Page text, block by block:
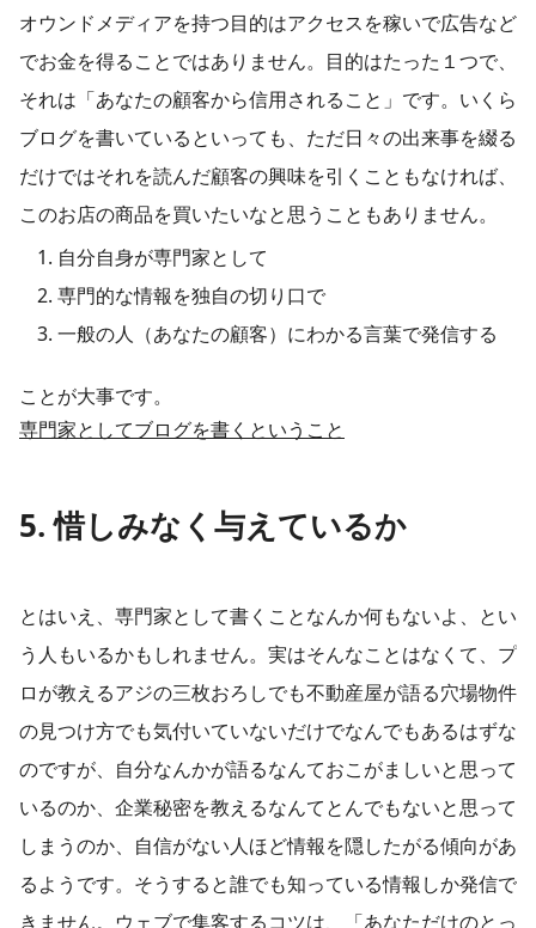
オウンドメディアを持つ目的はアクセスを稼いで広告など
でお金を得ることではありません。目的はたった１つで、
それは「あなたの顧客から信用されること」です。いくら
ブログを書いているといっても、ただ日々の出来事を綴る
だけではそれを読んだ顧客の興味を引くこともなければ、
このお店の商品を買いたいなと思うこともありません。
自分自身が専門家として
専門的な情報を独自の切り口で
一般の人（あなたの顧客）にわかる言葉で発信する
ことが大事です。​
専門家としてブログを書くということ
​5. 惜しみなく与えているか​
とはいえ、専門家として書くことなんか何もないよ、とい
う人もいるかもしれません。実はそんなことはなくて、プ
ロが教えるアジの三枚おろしでも不動産屋が語る穴場物件
の見つけ方でも気付いていないだけでなんでもあるはずな
のですが、自分なんかが語るなんておこがましいと思って
いるのか、企業秘密を教えるなんてとんでもないと思って
しまうのか、自信がない人ほど情報を隠したがる傾向があ
るようです。そうすると誰でも知っている情報しか発信で
きません。ウェブで集客するコツは、「あなただけのとっ